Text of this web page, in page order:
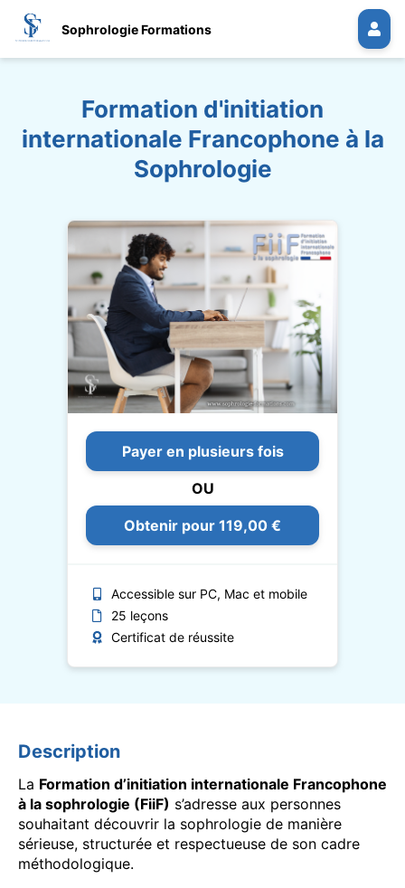
Sophrologie Formations
Formation d'initiation
internationale Francophone à la
Sophrologie
Payer en plusieurs fois
OU
Obtenir pour 119,00 €
Accessible sur PC, Mac et mobile
25 leçons
Certificat de réussite
Description
La Formation d’initiation internationale Francophone
à la sophrologie (FiiF) s’adresse aux personnes
souhaitant découvrir la sophrologie de manière
sérieuse, structurée et respectueuse de son cadre
méthodologique.